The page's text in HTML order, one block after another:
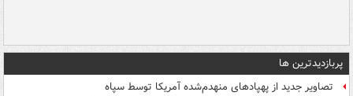
پربازدیدترین ها
تصاویر جدید از پهپادهای منهدم‌شده آمریکا توسط سپاه